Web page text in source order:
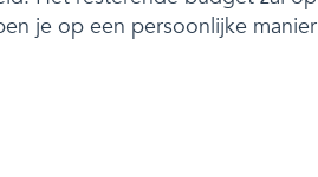
je op een persoonlijke manier